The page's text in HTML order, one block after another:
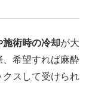
施術時の冷却が大
、希望すれば麻酔
クスして受けられ